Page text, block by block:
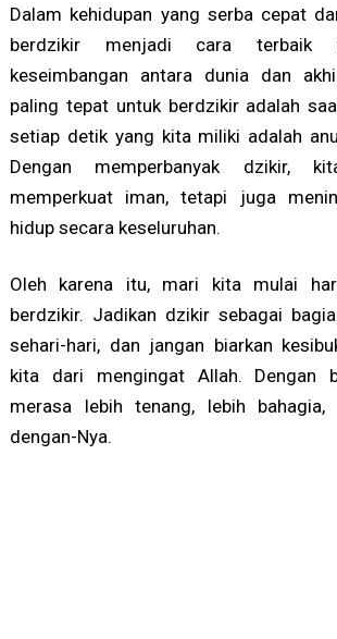
Dalam kehidupan yang serba cepat
berdzikir menjadi cara terbaik
keseimbangan antara dunia dan
paling tepat untuk berdzikir adalah
setiap detik yang kita miliki adalah
Dengan memperbanyak dzikir,
memperkuat iman, tetapi juga
hidup secara keseluruhan.
Oleh karena itu, mari kita mulai
berdzikir. Jadikan dzikir sebagai
sehari-hari, dan jangan biarkan
kita dari mengingat Allah. Dengan
merasa lebih tenang, lebih
dengan-Nya.